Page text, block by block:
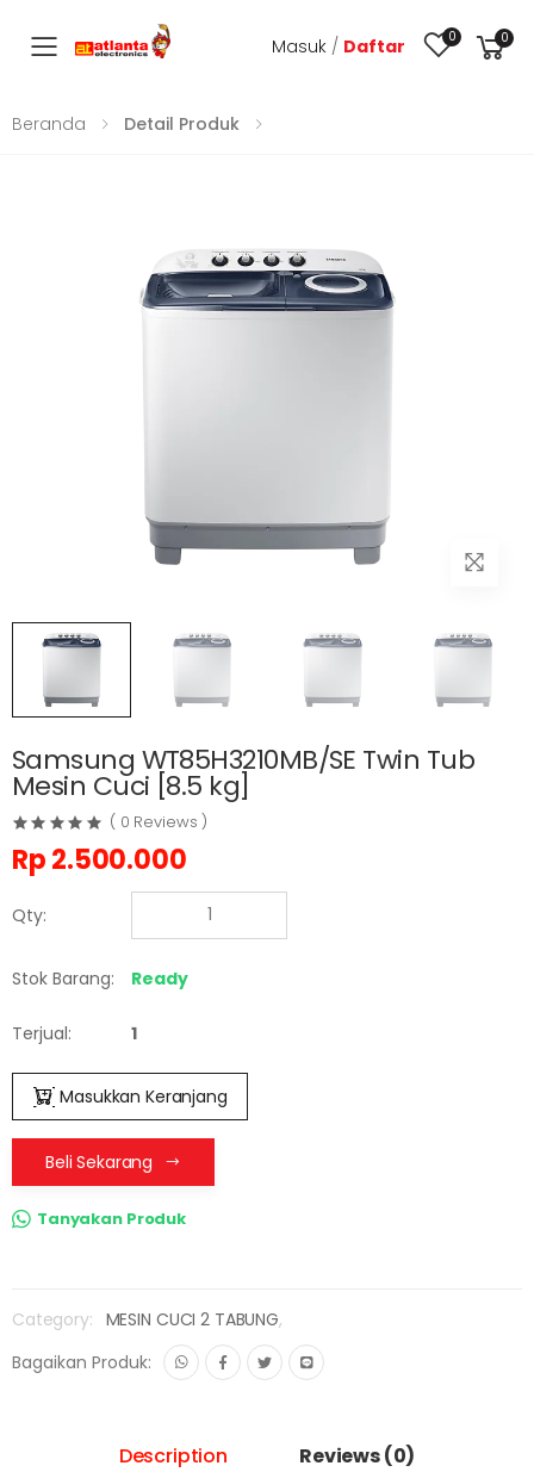
Toggle mobile menu
Masuk / Daftar 0 0
Beranda Detail Produk
Samsung WT85H3210MB/SE Twin Tub
Mesin Cuci [8.5 kg]
( 0 Reviews )
Rp2.500.000
Qty:
Stok Barang: Ready
Terjual: 1
Masukkan Keranjang
Beli Sekarang
Tanyakan Produk
Category: MESIN CUCI 2 TABUNG,
Bagaikan Produk:
Description Reviews (0)